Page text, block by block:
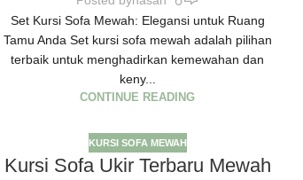
Set Kursi Sofa Mewah: Elegansi untuk Ruang
Tamu Anda Set kursi sofa mewah adalah pilihan
terbaik untuk menghadirkan kemewahan dan
keny...
CONTINUE READING
KURSI SOFA MEWAH
Kursi Sofa Ukir Terbaru Mewah